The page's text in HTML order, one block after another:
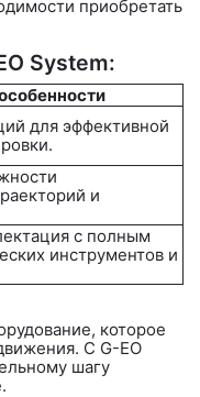
приобретать
System:
для эффективной
и
с полным
инструментов и
которое
С G-EO
шагу